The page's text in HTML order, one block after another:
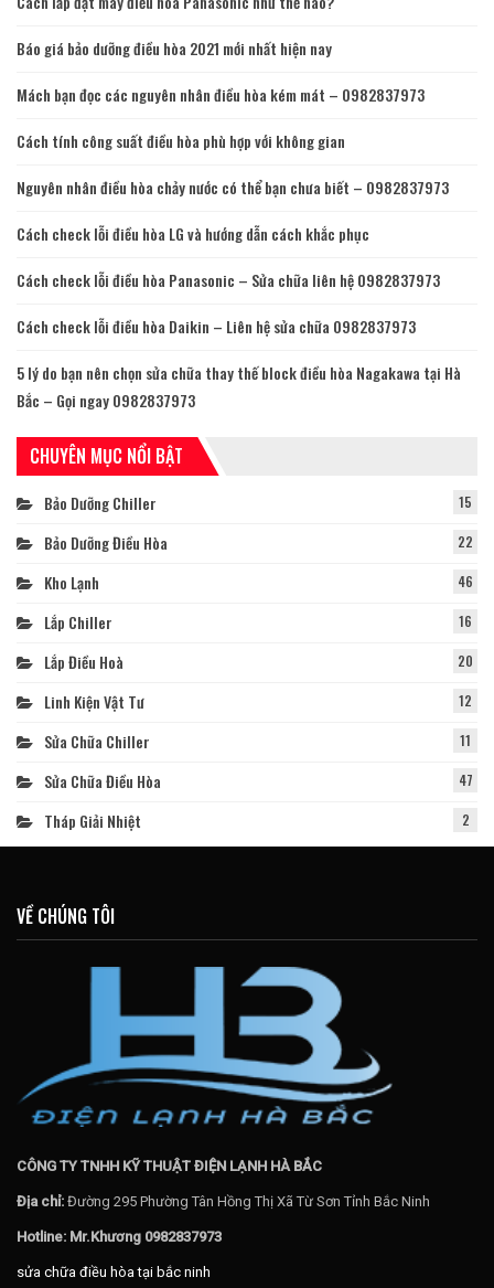
Báo giá bảo dưỡng điều hòa 2021 mới nhất hiện nay
Mách bạn đọc các nguyên nhân điều hòa kém mát – 0982837973
Cách tính công suất điều hòa phù hợp với không gian
Nguyên nhân điều hòa chảy nước có thể bạn chưa biết – 0982837973
Cách check lỗi điều hòa LG và hướng dẫn cách khắc phục
Cách check lỗi điều hòa Panasonic – Sửa chữa liên hệ 0982837973
Cách check lỗi điều hòa Daikin – Liên hệ sửa chữa 0982837973
5 lý do bạn nên chọn sửa chữa thay thế block điều hòa Nagakawa tại Hà
Bắc – Gọi ngay 0982837973
CHUYÊN MỤC NỔI BẬT
Bảo Dưỡng Chiller 15
Bảo Dưỡng Điều Hòa 22
Kho Lạnh 46
Lắp Chiller 16
Lắp Điều Hoà 20
Linh Kiện Vật Tư 12
Sửa Chữa Chiller 11
Sửa Chữa Điều Hòa 47
Tháp Giải Nhiệt 2
VỀ CHÚNG TÔI
CÔNG TY TNHH KỸ THUẬT ĐIỆN LẠNH HÀ BẮC
Địa chỉ: Đường 295 Phường Tân Hồng Thị Xã Từ Sơn Tỉnh Bắc Ninh
Hotline: Mr.Khương 0982837973
sửa chữa điều hòa tại bắc ninh